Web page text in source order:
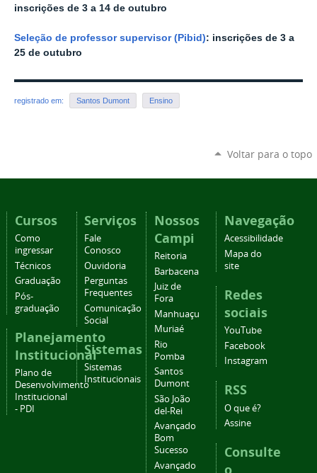
inscrições de 3 a 14 de outubro
Seleção de professor supervisor (Pibid): inscrições de 3 a
25 de outubro
registrado em: Santos Dumont Ensino
Voltar para o topo
Cursos
Como
ingressar
Técnicos
Graduação
Pós-
graduação
Planejamento
Institucional
Plano de
Desenvolvimento
Institucional
- PDI
Serviços
Fale
Conosco
Ouvidoria
Perguntas
Frequentes
Comunicação
Social
Sistemas
Sistemas
Institucionais
Nossos
Campi
Reitoria
Barbacena
Juiz de
Fora
Manhuaçu
Muriaé
Rio
Pomba
Santos
Dumont
São João
del-Rei
Avançado
Bom
Sucesso
Avançado
Navegação
Acessibilidade
Mapa do
site
Redes
sociais
YouTube
Facebook
Instagram
RSS
O que é?
Assine
Consulte